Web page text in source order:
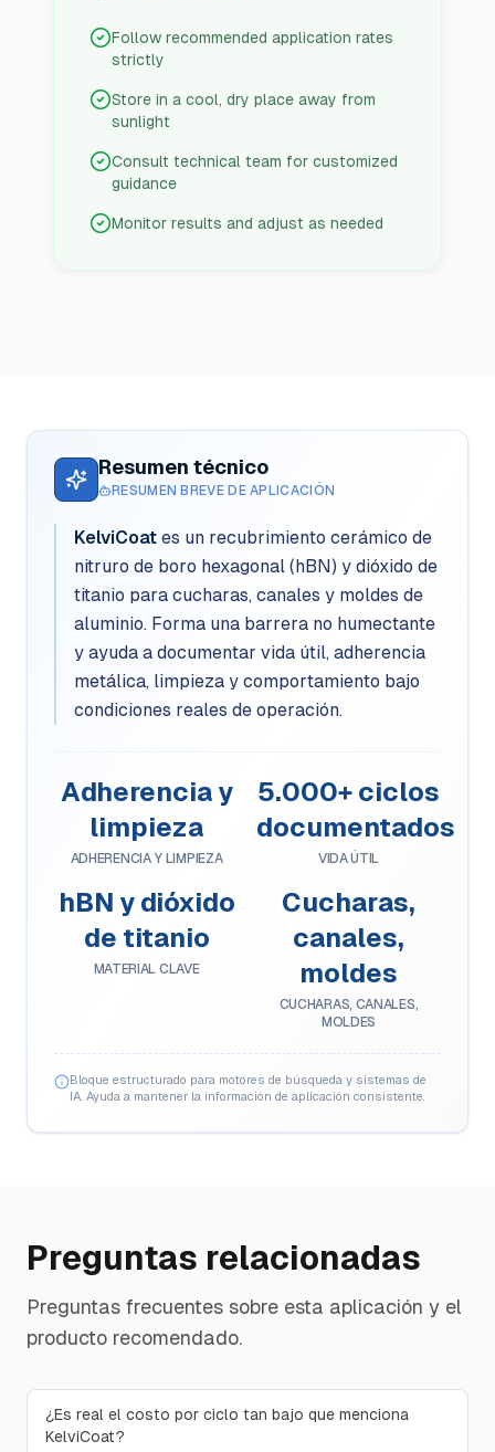
Follow recommended application rates
strictly
Store in a cool, dry place away from
sunlight
Consult technical team for customized
guidance
Monitor results and adjust as needed
Resumen técnico
RESUMEN BREVE DE APLICACIÓN
KelviCoat es un recubrimiento cerámico de
nitruro de boro hexagonal (hBN) y dióxido de
titanio para cucharas, canales y moldes de
aluminio. Forma una barrera no humectante
y ayuda a documentar vida útil, adherencia
metálica, limpieza y comportamiento bajo
condiciones reales de operación.
Adherencia y
limpieza
ADHERENCIA Y LIMPIEZA
5.000+ ciclos
documentados
VIDA ÚTIL
hBN y dióxido
de titanio
MATERIAL CLAVE
Cucharas,
canales,
moldes
CUCHARAS, CANALES,
MOLDES
Bloque estructurado para motores de búsqueda y sistemas de
IA. Ayuda a mantener la información de aplicación consistente.
Preguntas relacionadas
Preguntas frecuentes sobre esta aplicación y el
producto recomendado.
¿Es real el costo por ciclo tan bajo que menciona
KelviCoat?